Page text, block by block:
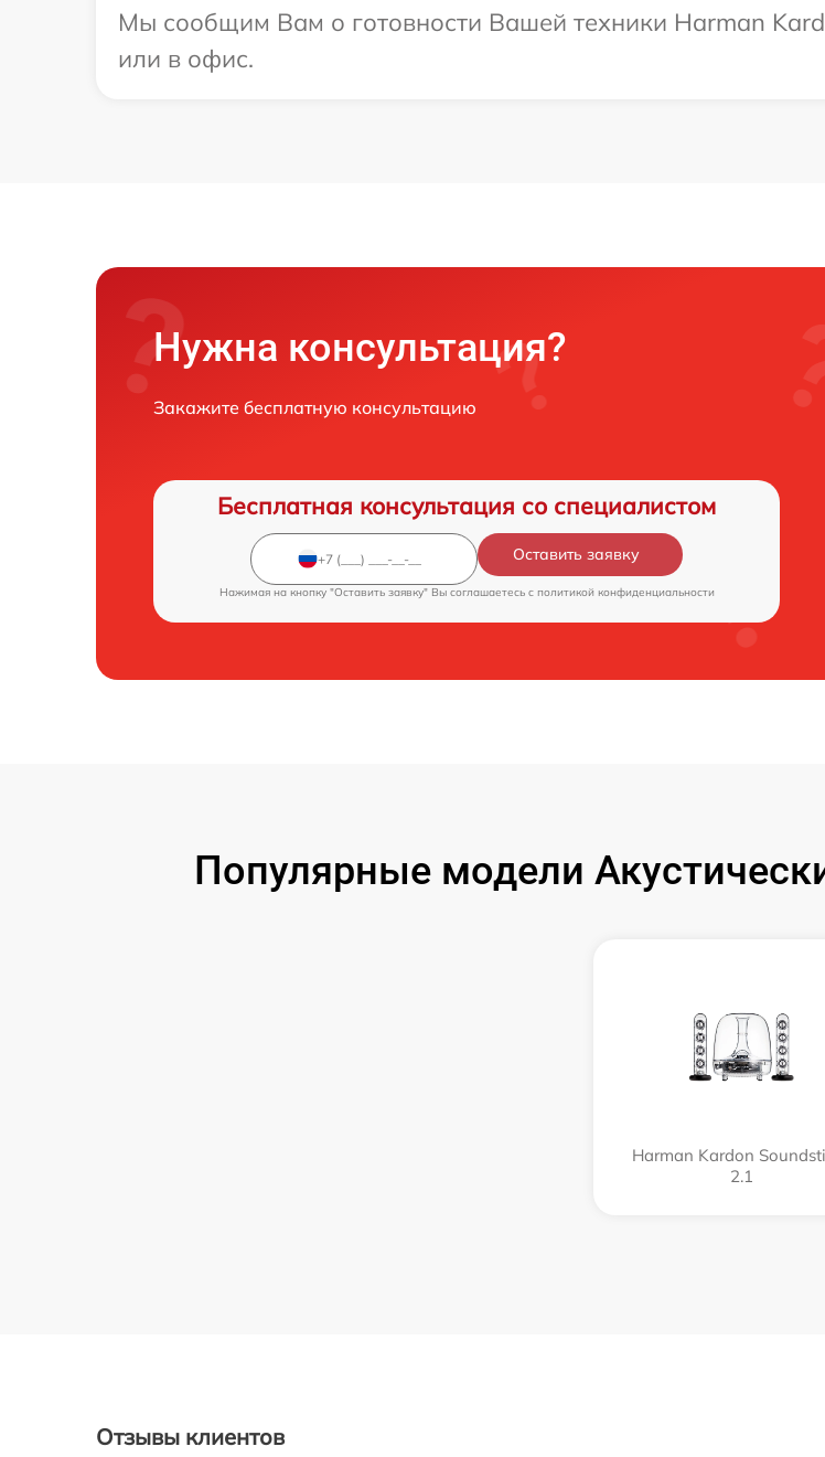
Мы сообщим Вам о готовности Вашей техники Harman
или в офис.
Нужна консультация?
Закажите бесплатную консультацию
Бесплатная консультация со специалистом
Оставить заявку
Нажимая на кнопку "Оставить заявку" Вы соглашаетесь c политикой конфиденциальности
Популярные модели
Harman Kardon
2.1
Отзывы клиентов